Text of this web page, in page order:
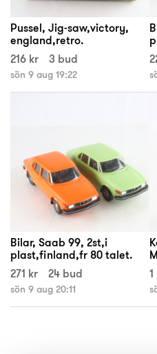
Pussel, Jig-saw,victory,
england,retro.
216 kr
3 bud
sön 9 aug 19:22
Bilar, Saab 99, 2st,i
plast,finland,fr 80 talet.
271 kr
24 bud
sön 9 aug 20:11